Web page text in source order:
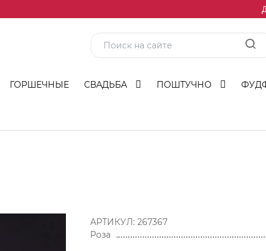
ГОРШЕЧНЫЕ СВАДЬБА ПОШТУЧНО
АРТИКУЛ: 267367
Роза